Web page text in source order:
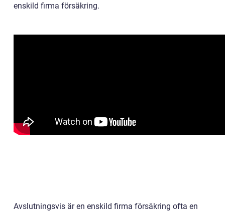
enskild firma försäkring.
Avslutningsvis är en enskild firma försäkring ofta en